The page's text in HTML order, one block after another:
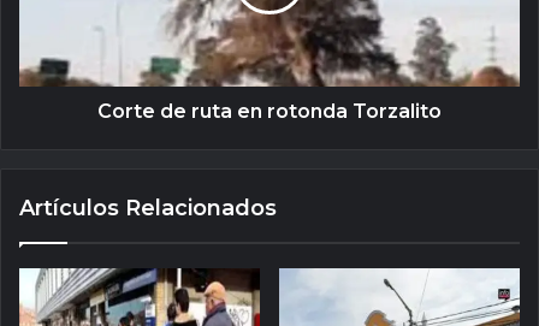
Corte de ruta en rotonda Torzalito
Artículos Relacionados